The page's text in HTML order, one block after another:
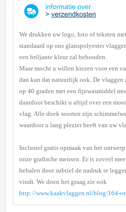
We drukken uw logo, foto of teksten
standaard op ons glanspolyester
een briljante kleur zal behouden.
Maar mocht u willen kiezen voor een
dan kan dat natuurlijk ook. De vlaggen
op 40 graden met een fijnwasmiddel
daardoor beschikt u altijd over een
vlag. Alle doek soorten zijn
waardoor u lang plezier heeft van uw
Inclusief gratis opmaak van het
onze grafische mensen. Er is zoveel
behalen door subtiel de nadruk te
vindt. We doen het graag zie ook
http://www.kaakvlaggen.nl/blog/164-